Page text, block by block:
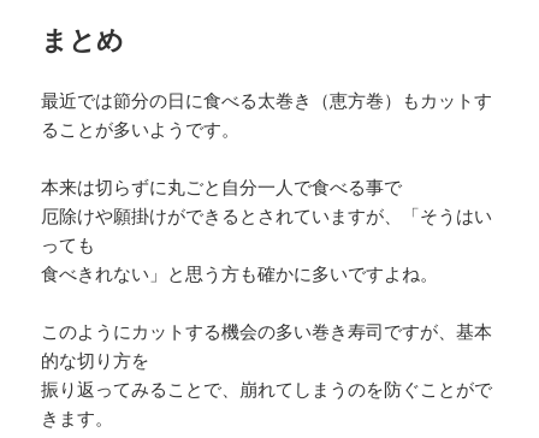
まとめ
最近では節分の日に食べる太巻き（恵方巻）もカットす
ることが多いようです。
本来は切らずに丸ごと自分一人で食べる事で
厄除けや願掛けができるとされていますが、「そうはい
っても
食べきれない」と思う方も確かに多いですよね。
このようにカットする機会の多い巻き寿司ですが、基本
的な切り方を
振り返ってみることで、崩れてしまうのを防ぐことがで
きます。